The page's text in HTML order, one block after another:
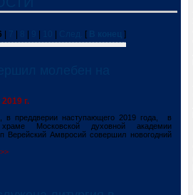
[ ]
г.
в преддверии наступающего 2019 года, в
Московской духовной академии
Верейский Амвросий совершил новогодний